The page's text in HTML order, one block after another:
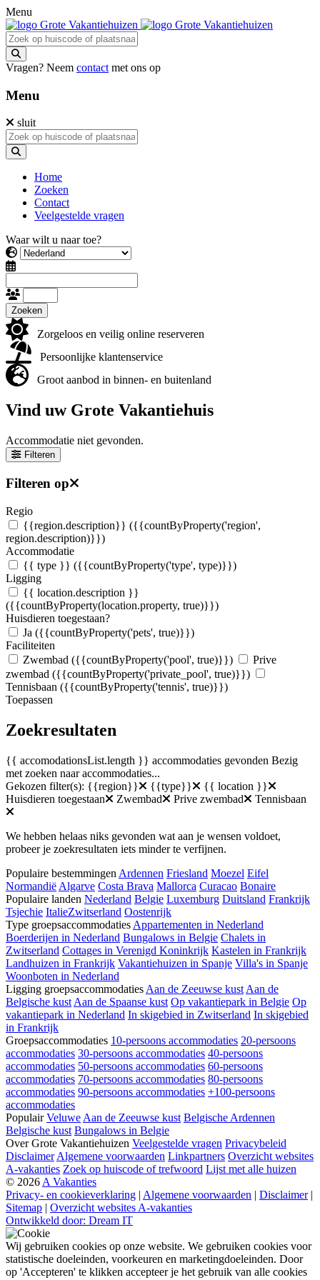
Menu
Vragen? Neem contact met ons op
Menu
sluit
Home
Zoeken
Contact
Veelgestelde vragen
Waar wilt u naar toe?
Zoeken
Zorgeloos en veilig online reserveren
Persoonlijke klantenservice
Groot aanbod in binnen- en buitenland
Vind uw Grote Vakantiehuis
Accommodatie niet gevonden.
Filteren
Filteren op
Regio
{{region.description}} ({{countByProperty('region',
region.description)}})
Accommodatie
{{ type }} ({{countByProperty('type', type)}})
Ligging
{{ location.description }}
({{countByProperty(location.property, true)}})
Huisdieren toegestaan?
Ja ({{countByProperty('pets', true)}})
Faciliteiten
Zwembad ({{countByProperty('pool', true)}})
Prive
zwembad ({{countByProperty('private_pool', true)}})
Tennisbaan ({{countByProperty('tennis', true)}})
Toepassen
Zoekresultaten
{{ accomodationsList.length }} accommodaties gevonden Bezig
met zoeken naar accommodaties...
Gekozen filter(s): {{region}} {{type}}
{{ location }}
Huisdieren toegestaan
Zwembad Prive zwembad Tennisbaan
We hebben helaas niks gevonden wat aan je wensen voldoet,
probeer je zoekresultaten iets minder te verfijnen.
Populaire bestemmingen Ardennen Friesland Moezel Eifel
Normandië Algarve Costa Brava Mallorca Curacao Bonaire
Populaire landen Nederland Belgie Luxemburg Duitsland Frankrijk
Tsjechie ItalieZwitserland Oostenrijk
Type groepsaccommodaties Appartementen in Nederland
Boerderijen in Nederland Bungalows in Belgie Chalets in
Zwitserland Cottages in Verenigd Koninkrijk Kastelen in Frankrijk
Landhuizen in Frankrijk Vakantiehuizen in Spanje Villa's in Spanje
Woonboten in Nederland
Ligging groepsaccommodaties Aan de Zeeuwse kust Aan de
Belgische kust Aan de Spaanse kust Op vakantiepark in Belgie Op
vakantiepark in Nederland In skigebied in Zwitserland In skigebied
in Frankrijk
Groepsaccommodaties 10-persoons accommodaties 20-persoons
accommodaties 30-persoons accommodaties 40-persoons
accommodaties 50-persoons accommodaties 60-persoons
accommodaties 70-persoons accommodaties 80-persoons
accommodaties 90-persoons accommodaties +100-persoons
accommodaties
Populair Veluwe Aan de Zeeuwse kust Belgische Ardennen
Belgische kust Bungalows in Belgie
Over Grote Vakantiehuizen Veelgestelde vragen Privacybeleid
Disclaimer Algemene voorwaarden Linkpartners Overzicht websites
A-vakanties Zoek op huiscode of trefwoord Lijst met alle huizen
© 2026 A Vakanties
Privacy- en cookieverklaring | Algemene voorwaarden | Disclaimer |
Sitemap | Overzicht websites A-vakanties
Ontwikkeld door: Dream IT
Wij gebruiken cookies op onze website. We gebruiken cookies voor
statistische doeleinden, voorkeuren en marketingdoeleinden. Door
op 'Accepteren' te klikken accepteer je het gebruik van alle cookies